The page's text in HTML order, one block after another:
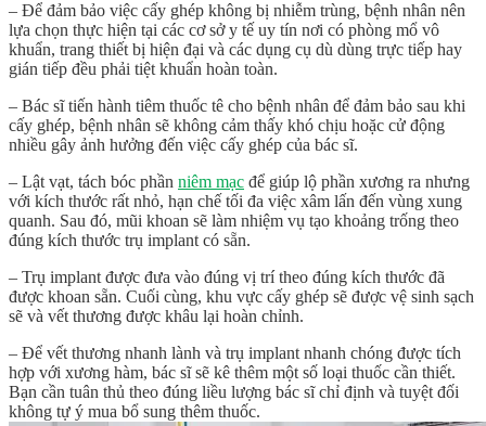
– Để đảm bảo việc cấy ghép không bị nhiễm trùng, bệnh nhân nên
lựa chọn thực hiện tại các cơ sở y tế uy tín nơi có phòng mổ vô
khuẩn, trang thiết bị hiện đại và các dụng cụ dù dùng trực tiếp hay
gián tiếp đều phải tiệt khuẩn hoàn toàn.
– Bác sĩ tiến hành tiêm thuốc tê cho bệnh nhân để đảm bảo sau khi
cấy ghép, bệnh nhân sẽ không cảm thấy khó chịu hoặc cử động
nhiều gây ảnh hưởng đến việc cấy ghép của bác sĩ.
– Lật vạt, tách bóc phần niêm mạc để giúp lộ phần xương ra nhưng
với kích thước rất nhỏ, hạn chế tối đa việc xâm lấn đến vùng xung
quanh. Sau đó, mũi khoan sẽ làm nhiệm vụ tạo khoảng trống theo
đúng kích thước trụ implant có sẵn.
– Trụ implant được đưa vào đúng vị trí theo đúng kích thước đã
được khoan sẵn. Cuối cùng, khu vực cấy ghép sẽ được vệ sinh sạch
sẽ và vết thương được khâu lại hoàn chỉnh.
– Để vết thương nhanh lành và trụ implant nhanh chóng được tích
hợp với xương hàm, bác sĩ sẽ kê thêm một số loại thuốc cần thiết.
Bạn cần tuân thủ theo đúng liều lượng bác sĩ chỉ định và tuyệt đối
không tự ý mua bổ sung thêm thuốc.